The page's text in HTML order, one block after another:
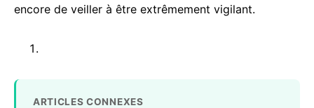
encore de veiller à être extrêmement vigilant.
ARTICLES CONNEXES